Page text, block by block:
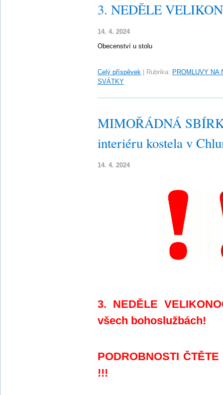
3. NEDĚLE
14. 4. 2024
Obecenství u stolu
Celý příspěvek Rubrika: PROMLUVY NA
SVÁTKY
MIMOŘÁDNÁ
interiéru kostela v
14. 4. 2024
3. NEDĚLE
všech bohoslužbách!
PODROBNOSTI
!!!